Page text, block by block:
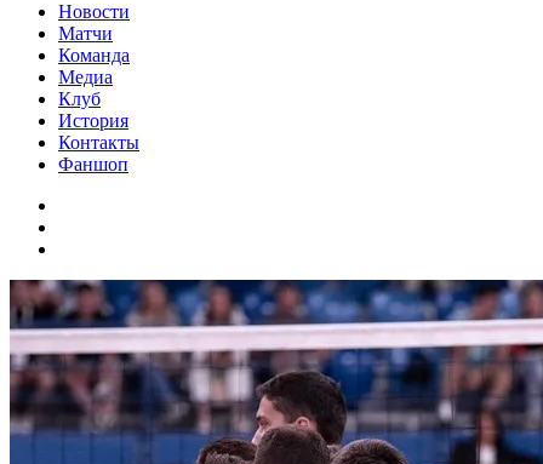
Новости
Матчи
Команда
Медиа
Клуб
История
Контакты
Фаншоп